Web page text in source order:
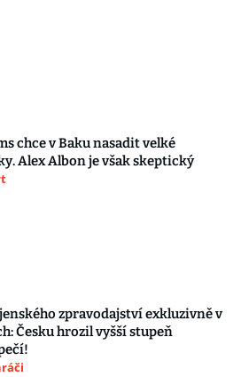
chce v Baku nasadit velké
Alex Albon je však skeptický
zpravodajství exkluzivně v
Česku hrozil vyšší stupeň